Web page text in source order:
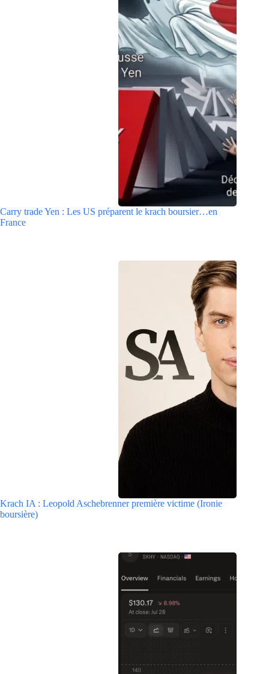
Carry trade Yen : Les US préparent le krach boursier…en
France
Krach IA : Leopold Aschebrenner première victime (Ironie
boursière)